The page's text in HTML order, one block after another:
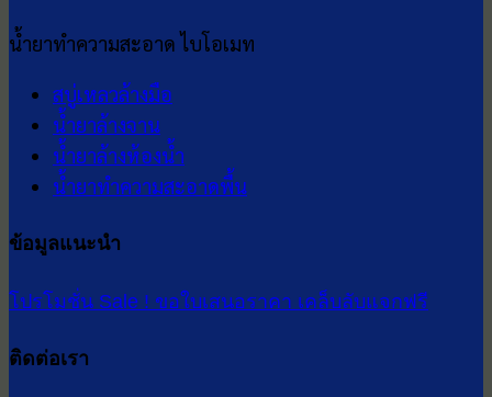
น้ำยาทำความสะอาด ไบโอเมท
สบู่เหลวล้างมือ
น้ำยาล้างจาน
น้ำยาล้างห้องน้ำ
น้ำยาทำความสะอาดพื้น
ข้อมูลแนะนำ
โปรโมชั่น Sale ! ขอใบเสนอราคา เคล็บลับแจกฟรี
ติดต่อเรา